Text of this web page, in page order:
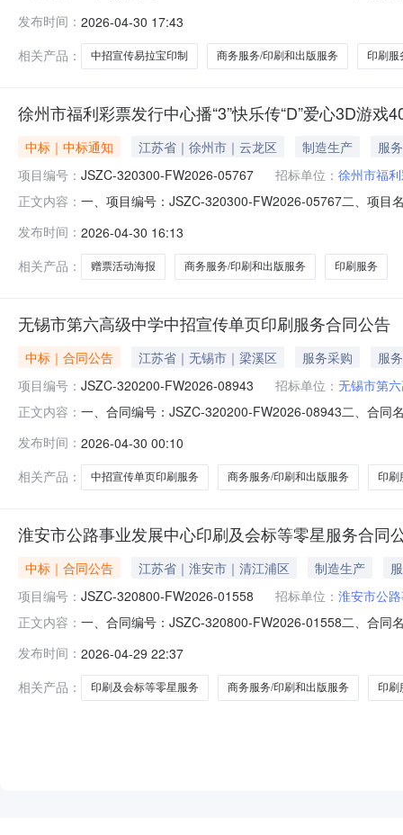
印刷和出版服务/印刷服务/其他印刷服务项目预算：￥
发布时间： 2026-04-30 17:43
相关产品：
中招宣传易拉宝印制 商务服务/印刷和出版服务 印刷服
徐州市福利彩票发行中心播“3”快乐传“D”爱心3D游戏
中标｜中标通知 江苏省｜徐州市｜云龙区 制造生产
服务
项目编号： JSZC-320300-FW2026-05767 招标单位： 徐州市福
正文内容： 一、项目编号：JSZC-320300-FW2026-05767二、项目
务/印刷和出版服务/印刷服务/其他印刷服务项目预算：
发布时间： 2026-04-30 16:13
相关产品：
赠票活动海报 商务服务/印刷和出版服务 印刷服务
无锡市第六高级中学中招宣传单页印刷服务合同公告
中标｜合同公告 江苏省｜无锡市｜梁溪区 服务采购
服务
项目编号： JSZC-320200-FW2026-08943 招标单位： 无锡市第
正文内容： 一、合同编号：JSZC-320200-FW2026-08943二、合同
13861801887六、合同主体信息1.主要标的信息：项目
发布时间： 2026-04-30 00:10
相关产品：
中招宣传单页印刷服务 商务服务/印刷和出版服务 印刷
淮安市公路事业发展中心印刷及会标等零星服务合同
中标｜合同公告 江苏省｜淮安市｜清江浦区 制造生产
项目编号： JSZC-320800-FW2026-01558 招标单位： 淮安市公
正文内容： 一、合同编号：JSZC-320800-FW2026-01558二、合同
要标的信息：项目名称：印刷及会标等零星服务项目编
发布时间： 2026-04-29 22:37
相关产品：
印刷及会标等零星服务 商务服务/印刷和出版服务 印刷